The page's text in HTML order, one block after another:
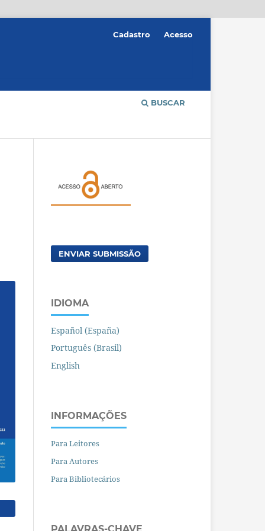
BUSCAR
Cadastro Acesso
ENVIAR SUBMISSÃO
IDIOMA
Español (España)
Português (Brasil)
English
INFORMAÇÕES
Para Leitores
Para Autores
Para Bibliotecários